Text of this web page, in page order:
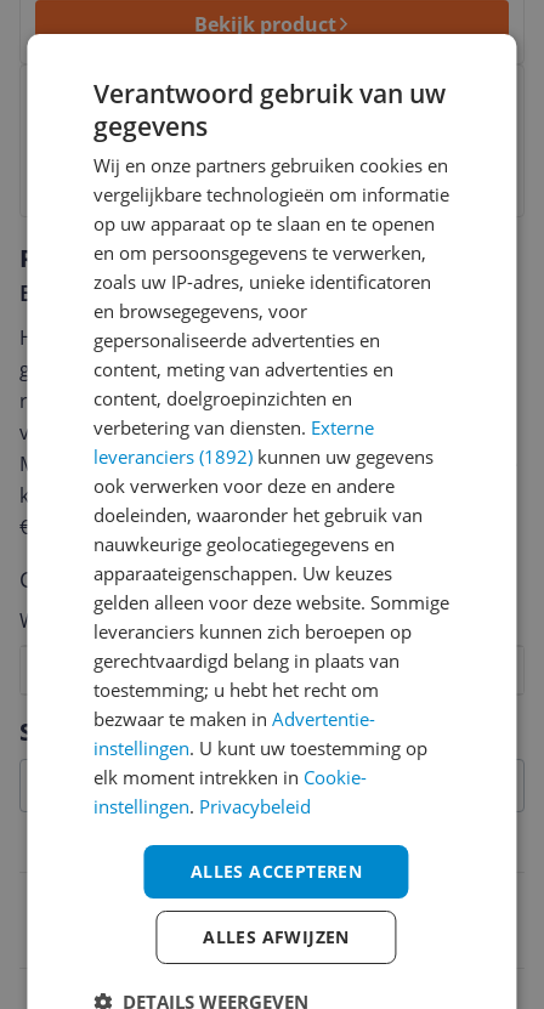
Bekijk product
Marketplace € 820,40
3 tot 4 dagenGratis verzending
Gratis verzending vanaf € 25,- | 30 Dagen Bedenktijd
Bekijk
Specificaties
Overige kenmerken
Verpakking hoogte
Verpakking lengte
Reviews
Er zijn nog geen reviews geschreven
Heb jij dit product in bezit en wil je graag je mening
geven? Start dan hieronder met het schrijven van je
review. Afhankelijk van de details duurt het schrijven
van een review gemiddeld tussen de 3 en 10 minuten.
Met jouw mening help je andere bezoekers een betere
keuze te maken én maak je iedere maand kans op
€250,-!
Klik hier voor de actievoorwaarden.
Cijfer
Welk cijfer geef jij dit product?
8
7
6
5
4
3
2
Vraag 1 van 4
Verantwoord gebruik van uw
gegevens
Wij en onze partners gebruiken cookies en
vergelijkbare technologieën om informatie
op uw apparaat op te slaan en te openen
en om persoonsgegevens te verwerken,
zoals uw IP-adres, unieke identificatoren
en browsegegevens, voor
gepersonaliseerde advertenties en
content, meting van advertenties en
content, doelgroepinzichten en
verbetering van diensten. Externe
leveranciers (1892) kunnen uw gegevens
ook verwerken voor deze en andere
doeleinden, waaronder het gebruik van
nauwkeurige geolocatiegegevens en
apparaateigenschappen. Uw keuzes
gelden alleen voor deze website. Sommige
leveranciers kunnen zich beroepen op
gerechtvaardigd belang in plaats van
toestemming; u hebt het recht om
bezwaar te maken inAdvertentie-
instellingen. U kunt uw toestemming op
elk moment intrekken in Cookie-
instellingen. Privacybeleid
ALLES ACCEPTEREN
ALLES AFWIJZEN
DETAILS WEERGEVEN